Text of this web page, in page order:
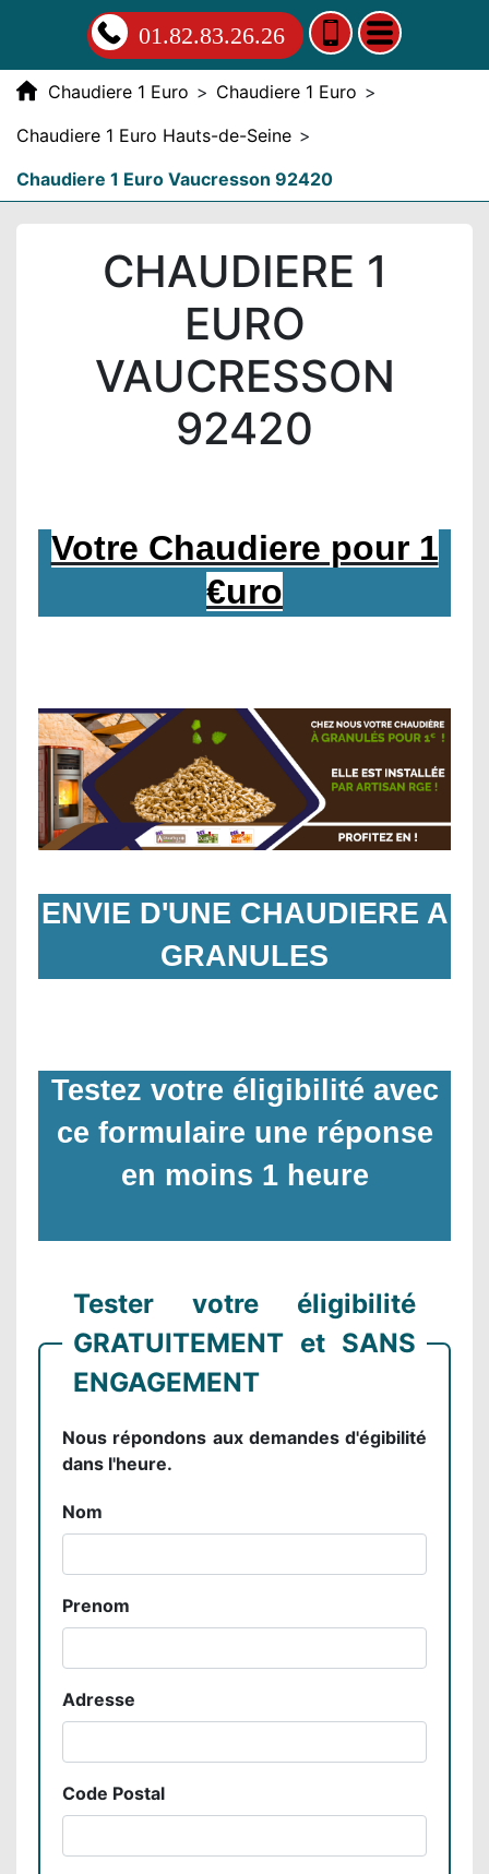
01.82.83.26.26
Chaudiere 1 Euro > Chaudiere 1 Euro >
Chaudiere 1 Euro Hauts-de-Seine >
Chaudiere 1 Euro Vaucresson 92420
CHAUDIERE 1
EURO
VAUCRESSON
92420
Votre Chaudiere pour 1
€uro
ENVIE D'UNE CHAUDIERE A
GRANULES
Testez votre éligibilité avec
ce formulaire une réponse
en moins 1 heure
Tester votre éligibilité
GRATUITEMENT et SANS
ENGAGEMENT
Nous répondons aux demandes d'égibilité
dans l'heure.
Nom
Prenom
Adresse
Code Postal